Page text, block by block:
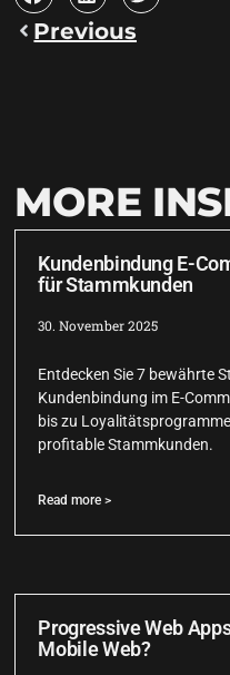
Previous
MORE
Kundenbindung E-
für Stammkunden
30. November 2025
Entdecken Sie 7 bewährte
Kundenbindung im E-
bis zu
profitable Stammkunden.
Read more >
Progressive Web
Mobile Web?